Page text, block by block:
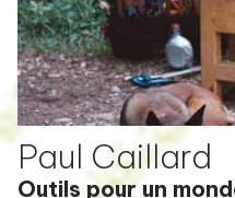
Paul Caillard
Outils pour un